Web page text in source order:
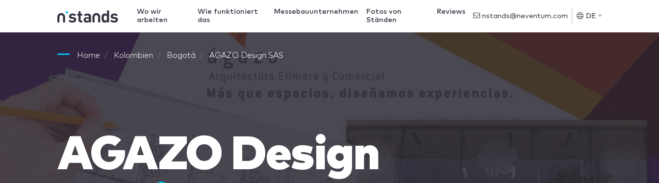
Wo wir
arbeiten
Wie funktioniert
das
Messebauunternehmen
Fotos von
Ständen
Reviews
nstands@neventum.com DE
Home Kolombien Bogotá AGAZO Design SAS
AGAZO Design